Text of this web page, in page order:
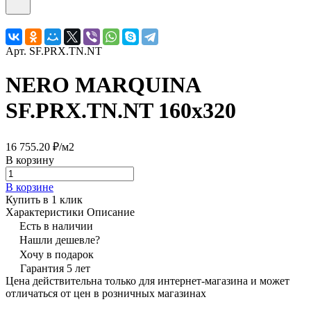
Арт. SF.PRX.TN.NT
NERO MARQUINA
SF.PRX.TN.NT 160х320
16 755.20 ₽/м2
В корзину
В корзине
Купить в 1 клик
Характеристики Описание
Есть в наличии
Нашли дешевле?
Хочу в подарок
Гарантия 5 лет
Цена действительна только для интернет-магазина и может
отличаться от цен в розничных магазинах